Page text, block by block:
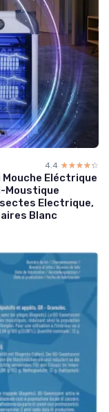
4.4 ☆☆☆☆☆
★★★★★
Mouche Eléctrique
Moustique
Electrique,
Blanc